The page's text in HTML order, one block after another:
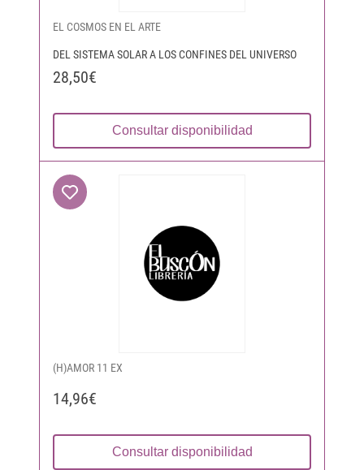
EL COSMOS EN EL ARTE
DEL SISTEMA SOLAR A LOS CONFINES DEL UNIVERSO
28,50€
Consultar disponibilidad
(H)AMOR 11 EX
14,96€
Consultar disponibilidad